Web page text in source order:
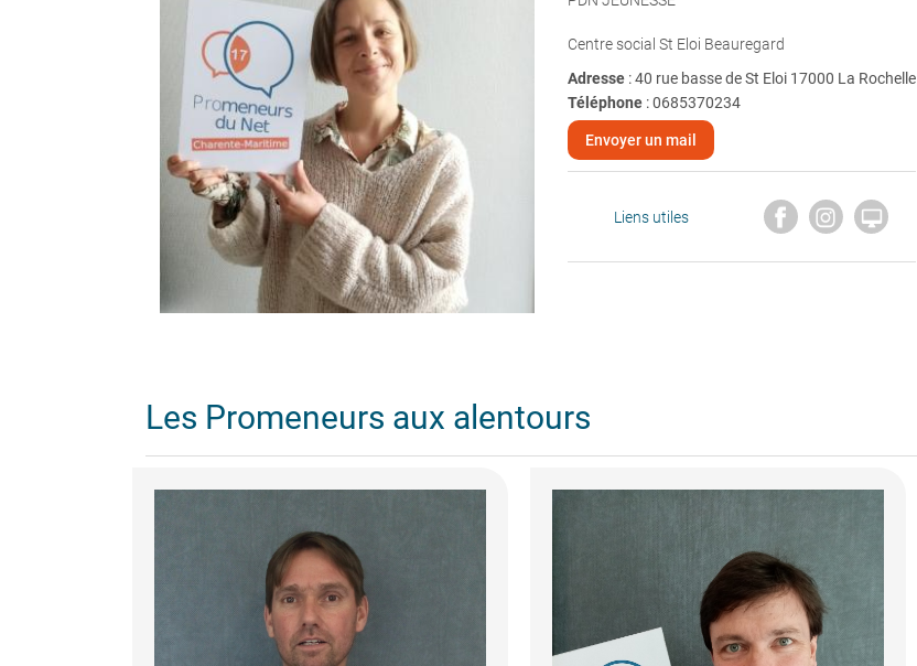
Centre social St Eloi Beauregard
Adresse : 40 rue basse de St Eloi 17000 La Rochelle
Téléphone:0685370234
Envoyer un mail
Liens utiles 
Les Promeneurs aux alentours